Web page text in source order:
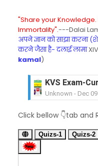
"Share your Knowledge.
Immortality".---Dalai
अपने ज्ञान को साझा करना
करने जैसा है- दलाई लामा
kamal)
KVS Exam-
Unknown - Dec
Unknown- Dec
KVS Exam-
Unknown-Dec
Click bellow 👇tab and
Quizs-1 Quizs-2